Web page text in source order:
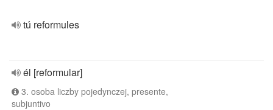
tú reformules
él [reformular]
3. osoba liczby pojedynczej, presente,
subjuntivo